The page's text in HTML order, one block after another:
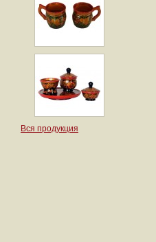
Вся продукция